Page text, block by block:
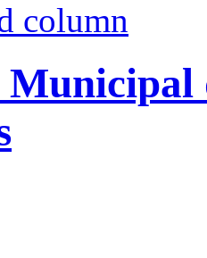
column